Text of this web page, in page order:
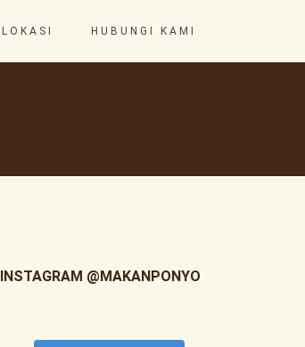
LOKASI HUBUNGI KAMI
INSTAGRAM @MAKANPONYO